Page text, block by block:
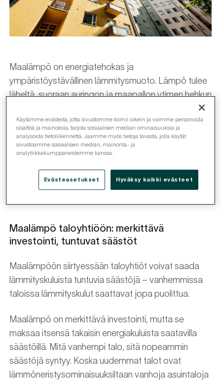
Maalämpö on energiatehokas ja
ympäristöystävällinen lämmitysmuoto. Lämpö tulee
läheltä, suoraan auringon ja maapallon ytimen hehkun
talteen satojen metrien syvyyteen porattavien
maalämpökaivojen avulla. Lämpö johdetaan
suoraan rakennuksen alapuolelta ja jaetaan
lattialämmityksen kautta. Myös käyttöveden voi
lämmittää maalämmön voimalla.
Maalämpö taloyhtiöön: merkittävä
investointi, tuntuvat säästöt
Maalämpöön siirtyessään taloyhtiöt voivat saada
lämmityskuluista tuntuvia säästöjä ­– vanhemmissa
taloissa lämmityskulut saattavat jopa puolittua.
Maalämpö on merkittävä investointi, mutta se
maksaa itsensä takaisin energiakuluista saatavilla
säästöillä. Mitä vanhempi talo, sitä nopeammin
säästöjä syntyy. Koska uudemmat talot ovat
lämmöneristysominaisuuksiltaan vanhoja asuintaloja
Käytämme evästeitä, jotta sivustomme toimii oikein ja voimme personoida
sisältöä ja mainoksia, tarjota sosiaalisen median ominaisuuksia ja
analysoida tietoliikennettä. Jaamme myös tietoja tavasta, jolla käytät
sivustoamme sosiaalisen median, mainonta- ja
analytiikkakumppaneidemme kanssa.
Evästeasetukset Hyväksy kaikki evästeet